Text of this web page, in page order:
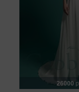
26000